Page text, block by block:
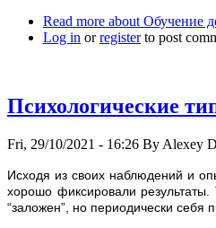
Read more about Обучение
Log in orregisterto post
Психологические
Fri, 29/10/2021 - 16:26 By Alexey
Исходя из своих наблюдений и
хорошо фиксировали результаты.
“заложен”, но периодически себя